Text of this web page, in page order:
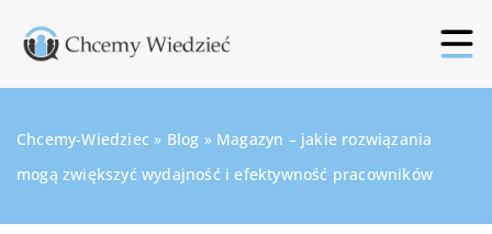
Chcemy-Wiedziec » Blog » Magazyn – jakie rozwiązania
mogą zwiększyć wydajność i efektywność pracowników